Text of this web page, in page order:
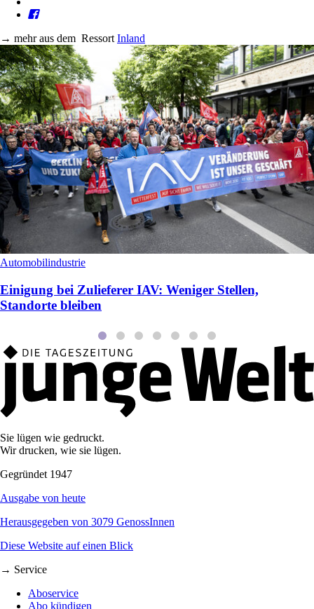
→ mehr aus dem Ressort Inland
Automobilindustrie
Einigung bei Zulieferer IAV: Weniger Stellen,
Standorte bleiben
Sie lügen wie gedruckt.
Wir drucken, wie sie lügen.
Gegründet 1947
Ausgabe von heute
Herausgegeben von 3079 GenossInnen
Diese Website auf einen Blick
→ Service
Aboservice
Abo kündigen